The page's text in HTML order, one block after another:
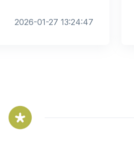
2026-01-27 13:24:47